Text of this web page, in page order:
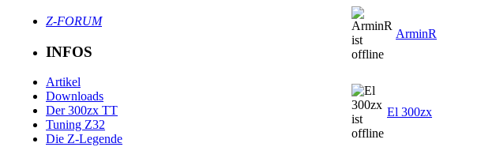
Z-FORUM
INFOS
Artikel
Downloads
Der 300zx TT
Tuning Z32
Die Z-Legende
ArminR
El 300zx